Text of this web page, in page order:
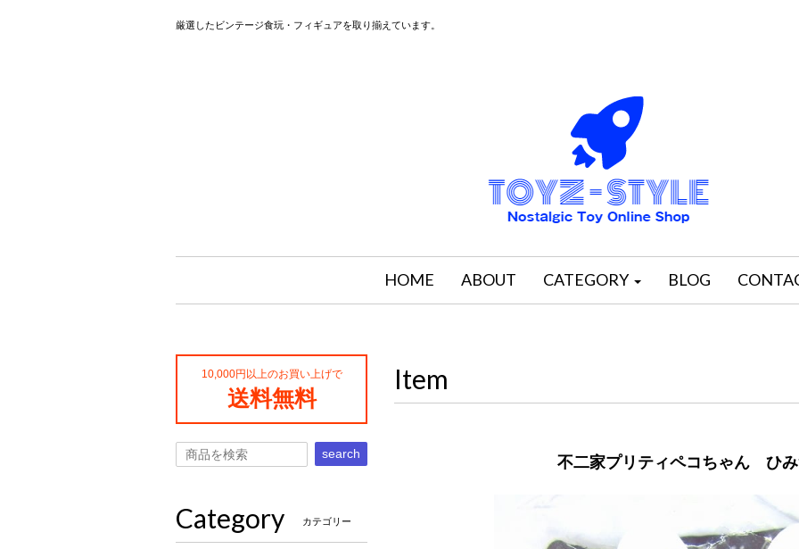
厳選したビンテージ食玩・フィギュアを取り揃えています。
HOME ABOUT CATEGORY BLOG
Item
不二家プリティペコちゃん ひ
10,000円以上のお買い上げで
送料無料
search
Category カテゴリー